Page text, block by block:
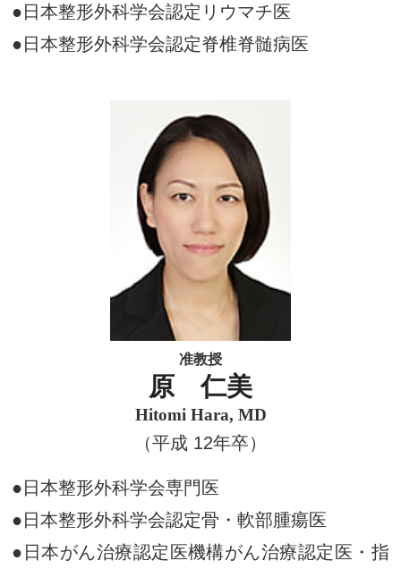
●日本整形外科学会認定リウマチ医
●日本整形外科学会認定脊椎脊髄病医
准教授
原 仁美
Hitomi Hara, MD
（平成 12年卒）
●日本整形外科学会専門医
●日本整形外科学会認定骨・軟部腫瘍医
●日本がん治療認定医機構がん治療認定医・指